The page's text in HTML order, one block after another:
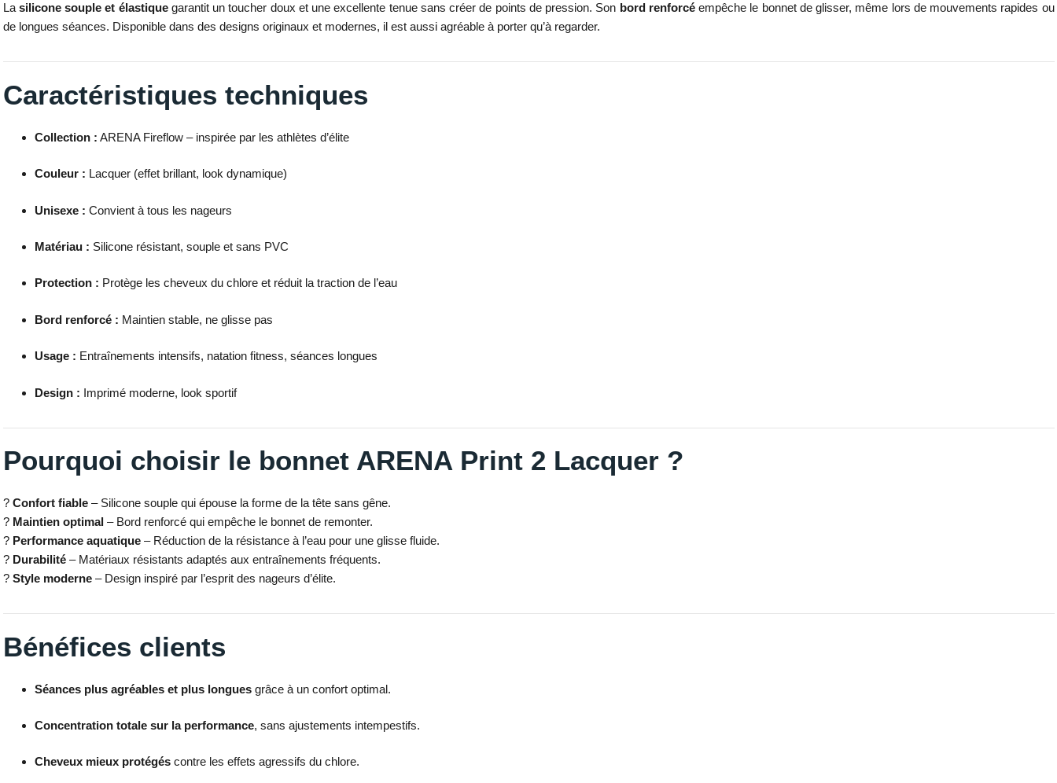
La silicone souple et élastiquegarantit un toucher doux et une excellente tenue sans créer de points de pression. Son bord renforcéempêche le bonnet de glisser, même lors de mouvements rapides ou
de longues séances. Disponible dans des designs originaux et modernes, il est aussi agréable à porter qu’à regarder.
Caractéristiques techniques
Collection : ARENA Fireflow – inspirée par les athlètes d’élite
Couleur : Lacquer (effet brillant, look dynamique)
Unisexe : Convient à tous les nageurs
Matériau : Silicone résistant, souple et sans PVC
Protection : Protège les cheveux du chlore et réduit la traction de l’eau
Bord renforcé : Maintien stable, ne glisse pas
Usage : Entraînements intensifs, natation fitness, séances longues
Design : Imprimé moderne, look sportif
Pourquoi choisir le bonnet ARENA Print 2 Lacquer ?
? Confort fiable– Silicone souple qui épouse la forme de la tête sans gêne.
? Maintien optimal– Bord renforcé qui empêche le bonnet de remonter.
? Performance aquatique– Réduction de la résistance à l’eau pour une glisse fluide.
? Durabilité– Matériaux résistants adaptés aux entraînements fréquents.
? Style moderne– Design inspiré par l’esprit des nageurs d’élite.
Bénéfices clients
Séances plus agréables et plus longuesgrâce à un confort optimal.
Concentration totale sur la performance, sans ajustements intempestifs.
Cheveux mieux protégéscontre les effets agressifs du chlore.